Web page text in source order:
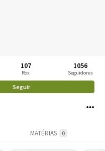
107
Rox
1056
Seguidores
Seguir
MATÉRIAS 0